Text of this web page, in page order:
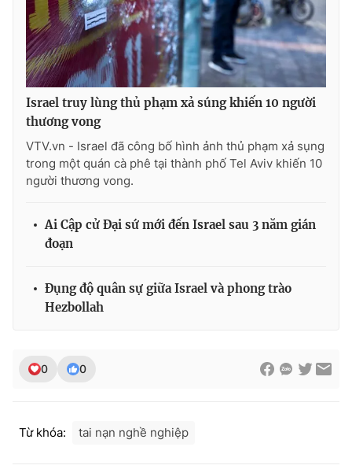
Thị trường
Tư vấn
Lịch phát sóng
Chuyên mục khác
Emagazine Podcast
Photo Infographic
Video
VTV Money VTV Thể thao
VTV Sức khoẻ Bất động sản
VTV4 Vươn mình bằng AI
Israel truy lùng thủ phạm xả súng khiến 10 người
thương vong
VTV.vn - Israel đã công bố hình ảnh thủ phạm xả sụng
trong một quán cà phê tại thành phố Tel Aviv khiến 10
người thương vong.
Ai Cập cử Đại sứ mới đến Israel sau 3 năm gián
đoạn
Đụng độ quân sự giữa Israel và phong trào
Hezbollah
0 0
Từ khóa: tai nạn nghề nghiệp